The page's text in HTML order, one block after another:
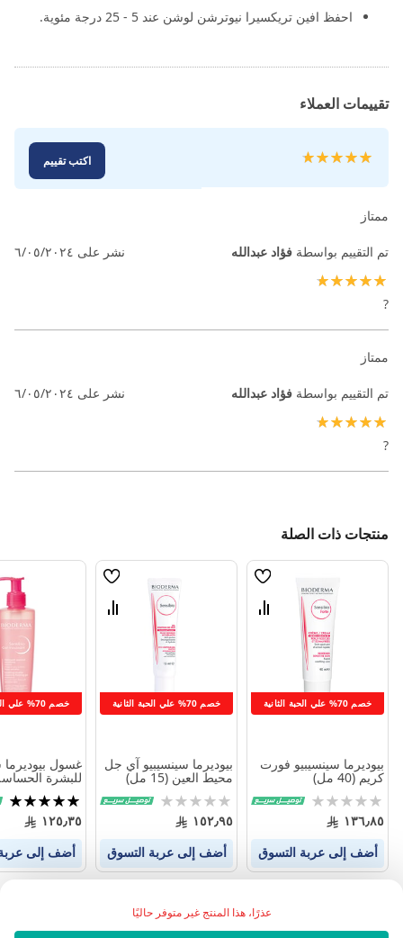
عذرًا، هذا المنتج غير متوفر حاليًا
احفظ افين تريكسيرا نيوترشن لوشن عند 5 - 25 درجة مئوية.
تقييمات العملاء
تقييم:
اكتب تقييم
ممتاز
تم التقييم بواسطة فؤاد عبدالله نشر على ٦/٠٥/٢٠٢٤
?
ممتاز
تم التقييم بواسطة فؤاد عبدالله نشر على ٦/٠٥/٢٠٢٤
?
منتجات ذات الصلة
خصم 70% علي الحبة الثانية
قائمة
قارن
بيوديرما سينسيبيو فورت
كريم (40 مل)
Rating:
0%
١٣٦٫٨٥
أضف إلى عربة التسوق
خصم 70% علي الحبة الثانية
قائمة
قارن
بيوديرما سينسيبيو آي جل
محيط العين (15 مل)
Rating:
0%
١٥٢٫٩٥
أضف إلى عربة التسوق
خصم 70% علي الحبة الثانية
غسول بيوديرما
مل)
تقييم:
100%
١٢٥٫٣٥
أضف إلى